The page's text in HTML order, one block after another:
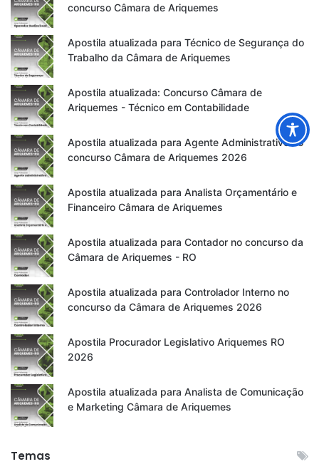
concurso Câmara de Ariquemes
Apostila atualizada para Técnico de Segurança do
Trabalho da Câmara de Ariquemes
Apostila atualizada: Concurso Câmara de
Ariquemes - Técnico em Contabilidade
Apostila atualizada para Agente Administrativo no
concurso Câmara de Ariquemes 2026
Apostila atualizada para Analista Orçamentário e
Financeiro Câmara de Ariquemes
Apostila atualizada para Contador no concurso da
Câmara de Ariquemes - RO
Apostila atualizada para Controlador Interno no
concurso da Câmara de Ariquemes 2026
Apostila Procurador Legislativo Ariquemes RO
2026
Apostila atualizada para Analista de Comunicação
e Marketing Câmara de Ariquemes
Temas